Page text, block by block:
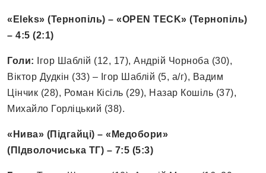
«Eleks» (Тернопіль) – «OPEN TECK» (Тернопіль)
– 4:5 (2:1)
Голи: Ігор Шаблій (12, 17), Андрій Чорноба (30),
Віктор Дудкін (33) – Ігор Шаблій (5, а/г), Вадим
Цінчик (28), Роман Кісіль (29), Назар Кошіль (37),
Михайло Горліцький (38).
«Нива» (Підгайці) – «Медобори»
(ПІдволочиська ТГ) – 7:5 (5:3)